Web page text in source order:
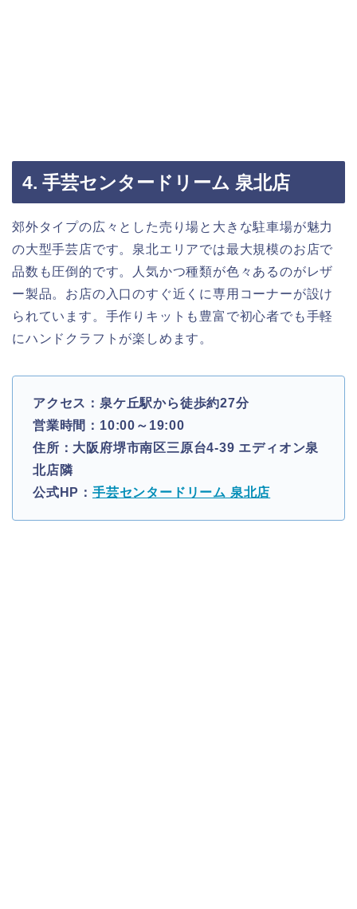
4. 手芸センタードリーム 泉北店
郊外タイプの広々とした売り場と大きな駐車場が魅力
の大型手芸店です。泉北エリアでは最大規模のお店で
品数も圧倒的です。人気かつ種類が色々あるのがレザ
ー製品。お店の入口のすぐ近くに専用コーナーが設け
られています。手作りキットも豊富で初心者でも手軽
にハンドクラフトが楽しめます。
アクセス：泉ケ丘駅から徒歩約27分
営業時間：10:00～19:00
住所：大阪府堺市南区三原台4-39 エディオン泉
北店隣
公式HP： 手芸センタードリーム 泉北店